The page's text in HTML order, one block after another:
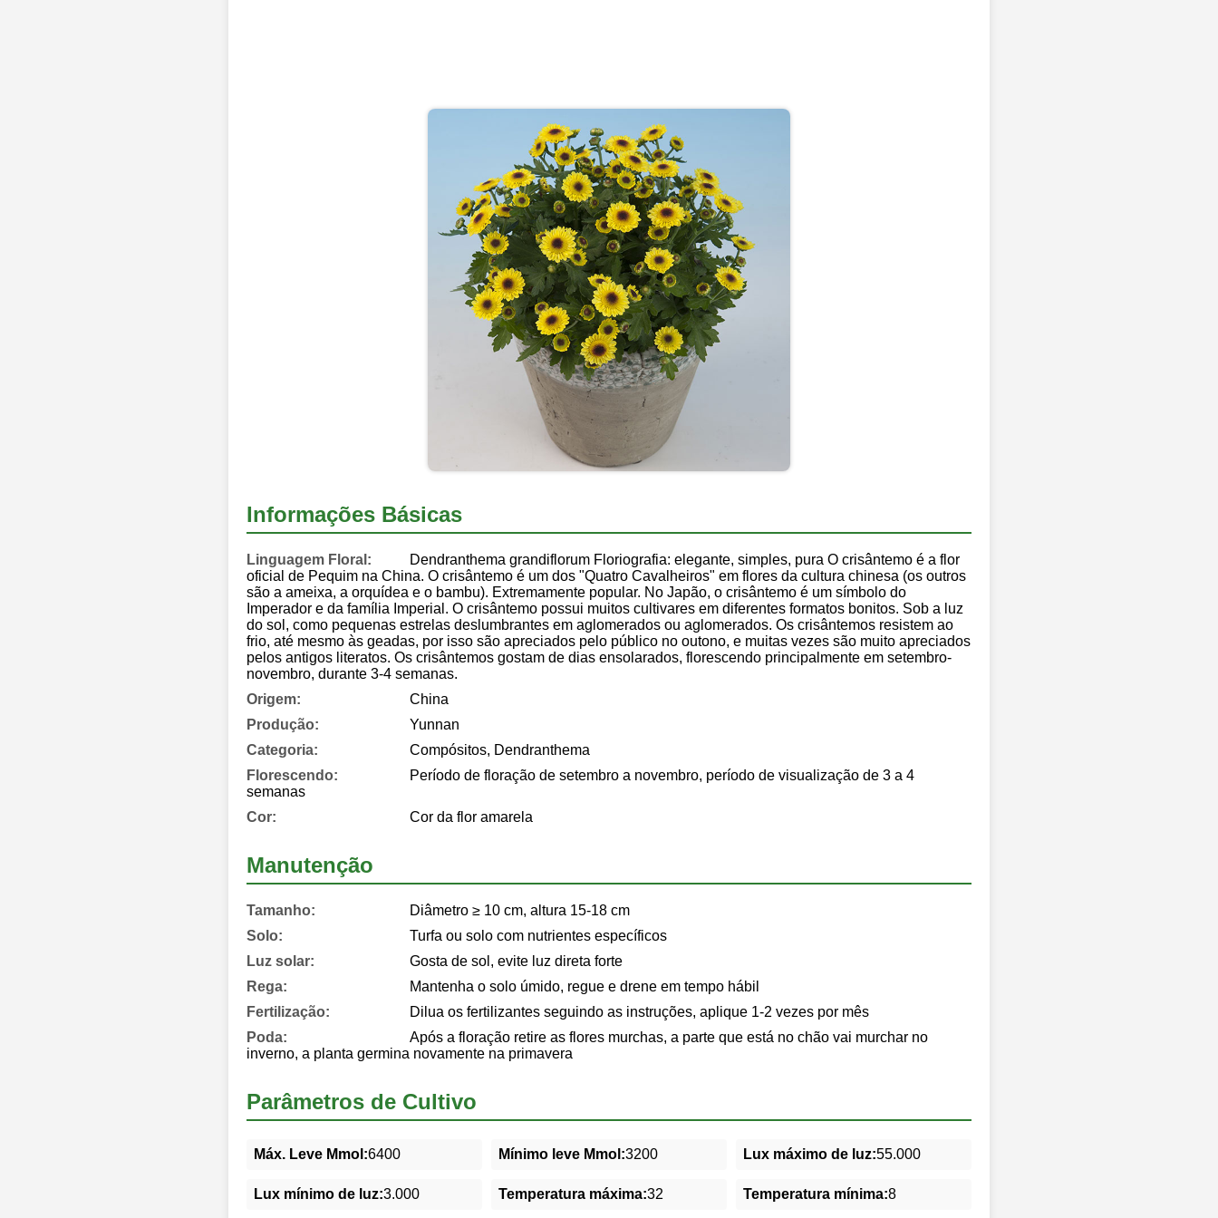
Informações Básicas
Linguagem Floral:
Dendranthema grandiflorum Floriografia: elegante, simples, pura O crisântemo é a flor
oficial de Pequim na China. O crisântemo é um dos "Quatro Cavalheiros" em flores da cultura chinesa (os outros
são a ameixa, a orquídea e o bambu). Extremamente popular. No Japão, o crisântemo é um símbolo do
Imperador e da família Imperial. O crisântemo possui muitos cultivares em diferentes formatos bonitos. Sob a luz
do sol, como pequenas estrelas deslumbrantes em aglomerados ou aglomerados. Os crisântemos resistem ao
frio, até mesmo às geadas, por isso são apreciados pelo público no outono, e muitas vezes são muito apreciados
pelos antigos literatos. Os crisântemos gostam de dias ensolarados, florescendo principalmente em setembro-
novembro, durante 3-4 semanas.
Origem:
China
Produção:
Yunnan
Categoria:
Compósitos, Dendranthema
Florescendo:
Período de floração de setembro a novembro, período de visualização de 3 a 4
semanas
Cor:
Cor da flor amarela
Manutenção
Tamanho:
Diâmetro ≥ 10 cm, altura 15-18 cm
Solo:
Turfa ou solo com nutrientes específicos
Luz solar:
Gosta de sol, evite luz direta forte
Rega:
Mantenha o solo úmido, regue e drene em tempo hábil
Fertilização:
Dilua os fertilizantes seguindo as instruções, aplique 1-2 vezes por mês
Poda:
Após a floração retire as flores murchas, a parte que está no chão vai murchar no
inverno, a planta germina novamente na primavera
Parâmetros de Cultivo
Máx. Leve Mmol:6400 Mínimo leve Mmol:3200 Lux máximo de luz:55.000
Lux mínimo de luz:3.000 Temperatura máxima:32 Temperatura mínima:8